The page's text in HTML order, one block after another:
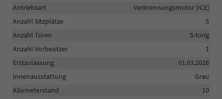
Antriebsart
Verbrennungsmotor (ICE)
Anzahl Sitzplätze
5
Anzahl Türen
5-türig
Anzahl Vorbesitzer
1
Erstzulassung
01.03.2026
Innenausstattung
Grau
Kilometerstand
10